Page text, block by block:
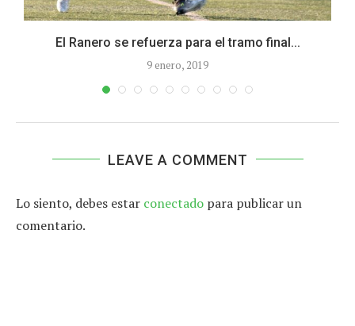
El Ranero se refuerza para el tramo final...
9 enero, 2019
LEAVE A COMMENT
Lo siento, debes estar conectado para publicar un
comentario.